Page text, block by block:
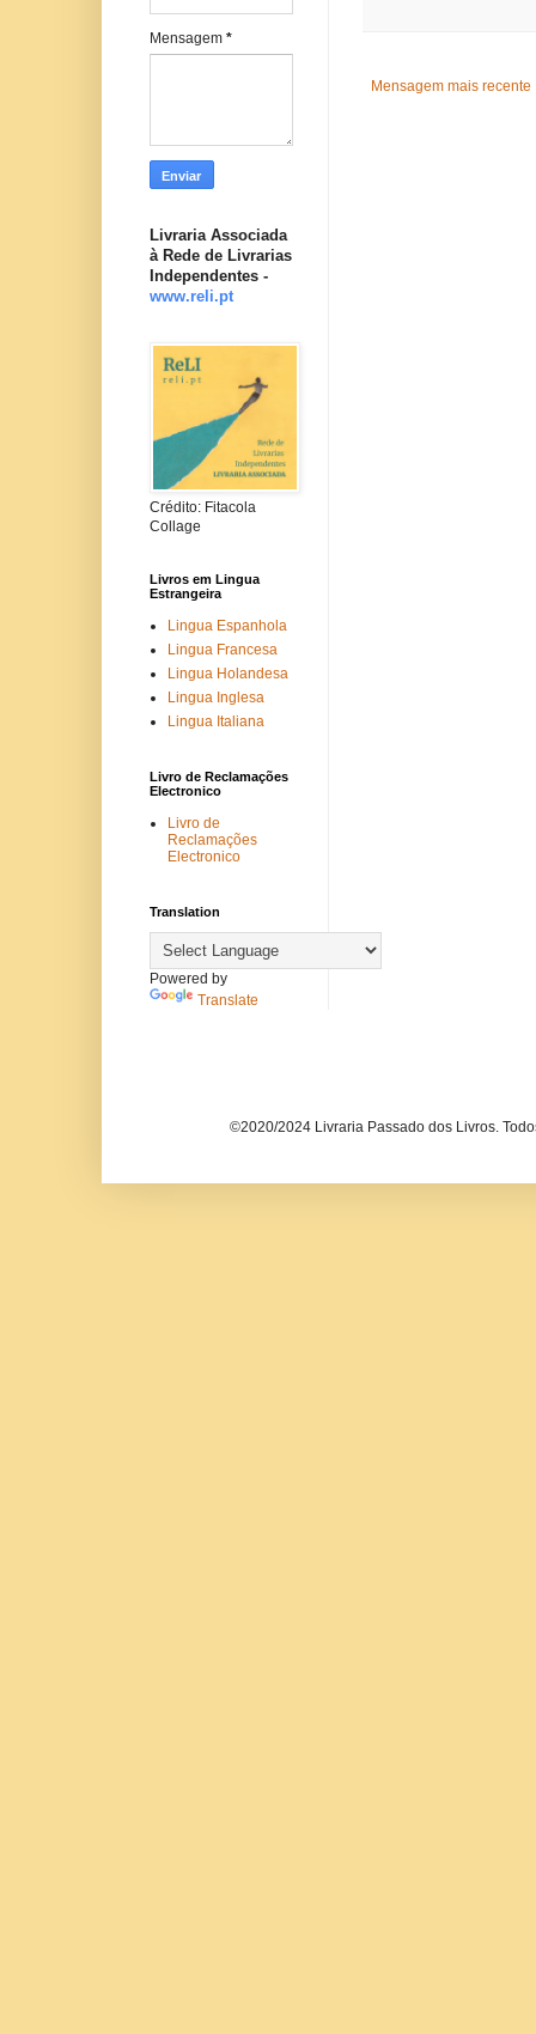
Mensagem mais recente
Mensagem *
Livraria Associada
à Rede de Livrarias
Independentes -
www.reli.pt
Crédito: Fitacola
Collage
Livros em Lingua
Estrangeira
Lingua Espanhola
Lingua Francesa
Lingua Holandesa
Lingua Inglesa
Lingua Italiana
Livro de Reclamações
Electronico
Livro de
Reclamações
Electronico
Translation
Powered by
Translate
©2020/2024 Livraria Passado dos Livros.